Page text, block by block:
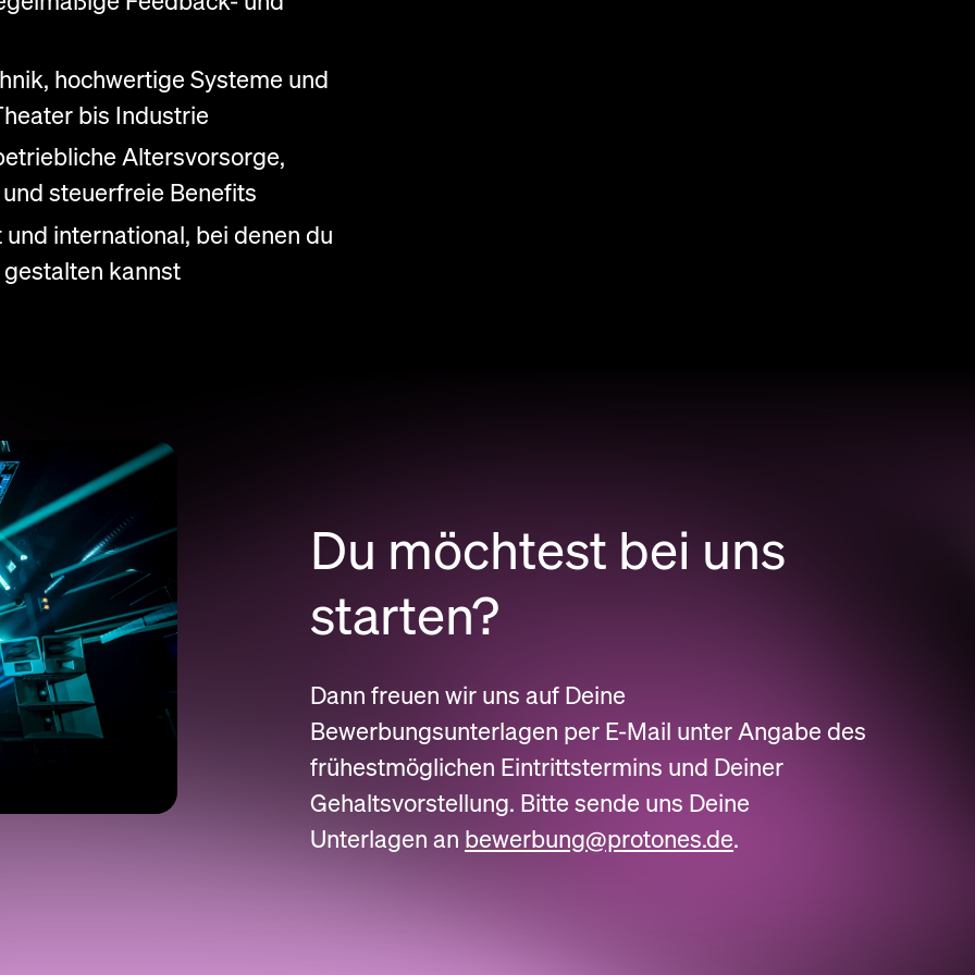
hochwertige Systeme und
bis Industrie
Altersvorsorge,
steuerfreie Benefits
international, bei denen du
kannst
Du möchtest bei uns
starten?
Dann freuen wir uns auf Deine
Bewerbungsunterlagen per E-Mail unter Angabe des
frühestmöglichen Eintrittstermins und Deiner
Gehaltsvorstellung. Bitte sende uns Deine
Unterlagen an bewerbung@protones.de.